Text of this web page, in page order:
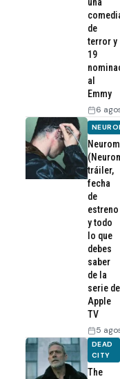
de
terror y
19
al
Emmy
6
tráiler,
fecha
de
estreno
y todo
lo que
debes
saber
de la
serie de
Apple
TV
5
DEAD
CITY
The